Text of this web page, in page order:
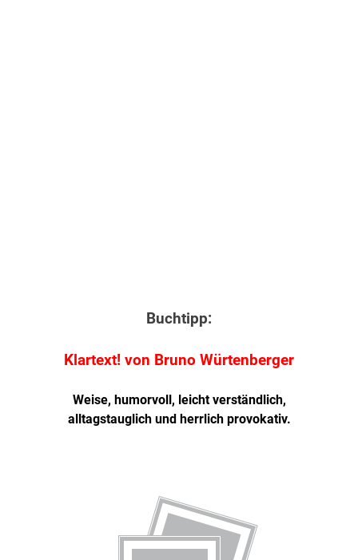
Buchtipp:
Klartext! von Bruno Würtenberger
Weise, humorvoll, leicht verständlich,
alltagstauglich und herrlich provokativ.